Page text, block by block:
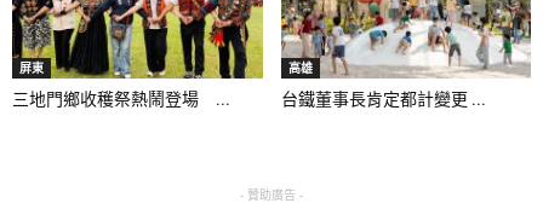
屏東
三地門鄉收穫祭熱鬧登場 ...
高雄
台鐵董事長肯定都計變更 ...
- 贊助廣告 -